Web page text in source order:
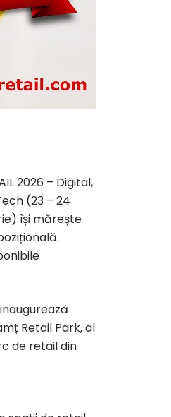
2026 – Digital,
(23 – 24
își mărește
Retail Park, al
de retail din